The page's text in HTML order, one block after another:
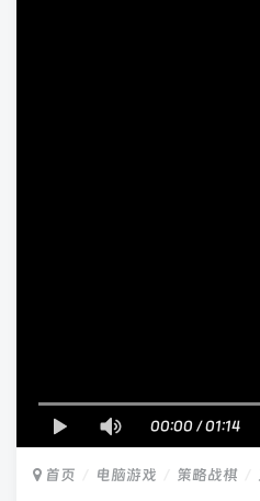
00:00 /01:14
首页 电脑游戏 策略战棋